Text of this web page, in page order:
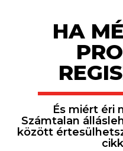
HA
És miért éri
Számtalan
között